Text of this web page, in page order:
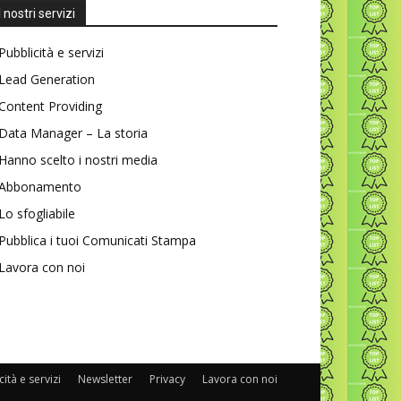
I nostri servizi
Pubblicità e servizi
Lead Generation
Providing
Data Manager – La storia
Hanno scelto i nostri media
Lo sfogliabile
Pubblica i tuoi Comunicati Stampa
Lavora con noi
e servizi Newsletter Privacy Lavora con noi